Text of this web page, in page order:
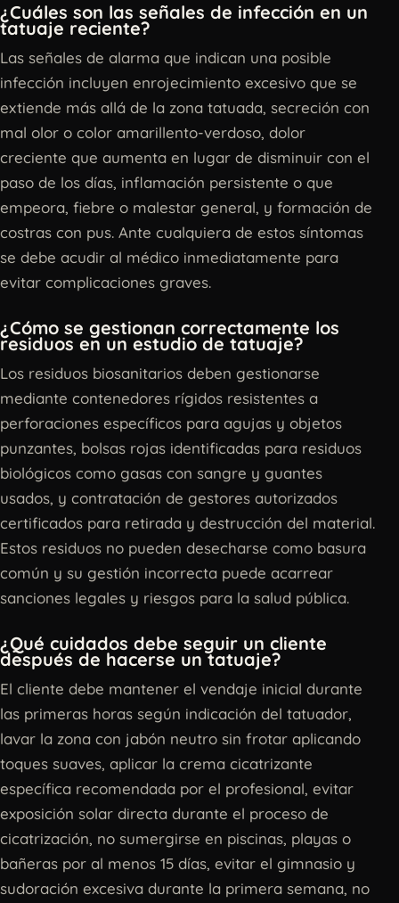
¿Cuáles son las señales de infección en un
tatuaje reciente?
Las señales de alarma que indican una posible
infección incluyen enrojecimiento excesivo que se
extiende más allá de la zona tatuada, secreción con
mal olor o color amarillento-verdoso, dolor
creciente que aumenta en lugar de disminuir con el
paso de los días, inflamación persistente o que
empeora, fiebre o malestar general, y formación de
costras con pus. Ante cualquiera de estos síntomas
se debe acudir al médico inmediatamente para
evitar complicaciones graves.
¿Cómo se gestionan correctamente los
residuos en un estudio de tatuaje?
Los residuos biosanitarios deben gestionarse
mediante contenedores rígidos resistentes a
perforaciones específicos para agujas y objetos
punzantes, bolsas rojas identificadas para residuos
biológicos como gasas con sangre y guantes
usados, y contratación de gestores autorizados
certificados para retirada y destrucción del material.
Estos residuos no pueden desecharse como basura
común y su gestión incorrecta puede acarrear
sanciones legales y riesgos para la salud pública.
¿Qué cuidados debe seguir un cliente
después de hacerse un tatuaje?
El cliente debe mantener el vendaje inicial durante
las primeras horas según indicación del tatuador,
lavar la zona con jabón neutro sin frotar aplicando
toques suaves, aplicar la crema cicatrizante
específica recomendada por el profesional, evitar
exposición solar directa durante el proceso de
cicatrización, no sumergirse en piscinas, playas o
bañeras por al menos 15 días, evitar el gimnasio y
sudoración excesiva durante la primera semana, no